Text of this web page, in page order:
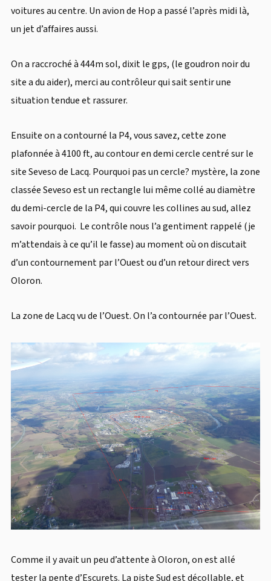
voitures au centre. Un avion de Hop a passé l’après midi là,
un jet d’affaires aussi.
On a raccroché à 444m sol, dixit le gps, (le goudron noir du
site a du aider), merci au contrôleur qui sait sentir une
situation tendue et rassurer.
Ensuite on a contourné la P4, vous savez, cette zone
plafonnée à 4100 ft, au contour en demi cercle centré sur le
site Seveso de Lacq. Pourquoi pas un cercle? mystère, la zone
classée Seveso est un rectangle lui même collé au diamètre
du demi-cercle de la P4, qui couvre les collines au sud, allez
savoir pourquoi. Le contrôle nous l’a gentiment rappelé (je
m’attendais à ce qu’il le fasse) au moment où on discutait
d’un contournement par l’Ouest ou d’un retour direct vers
Oloron.
La zone de Lacq vu de l’Ouest. On l’a contournée par l’Ouest.
Comme il y avait un peu d’attente à Oloron, on est allé
tester la pente d’Escurets. La piste Sud est décollable, et